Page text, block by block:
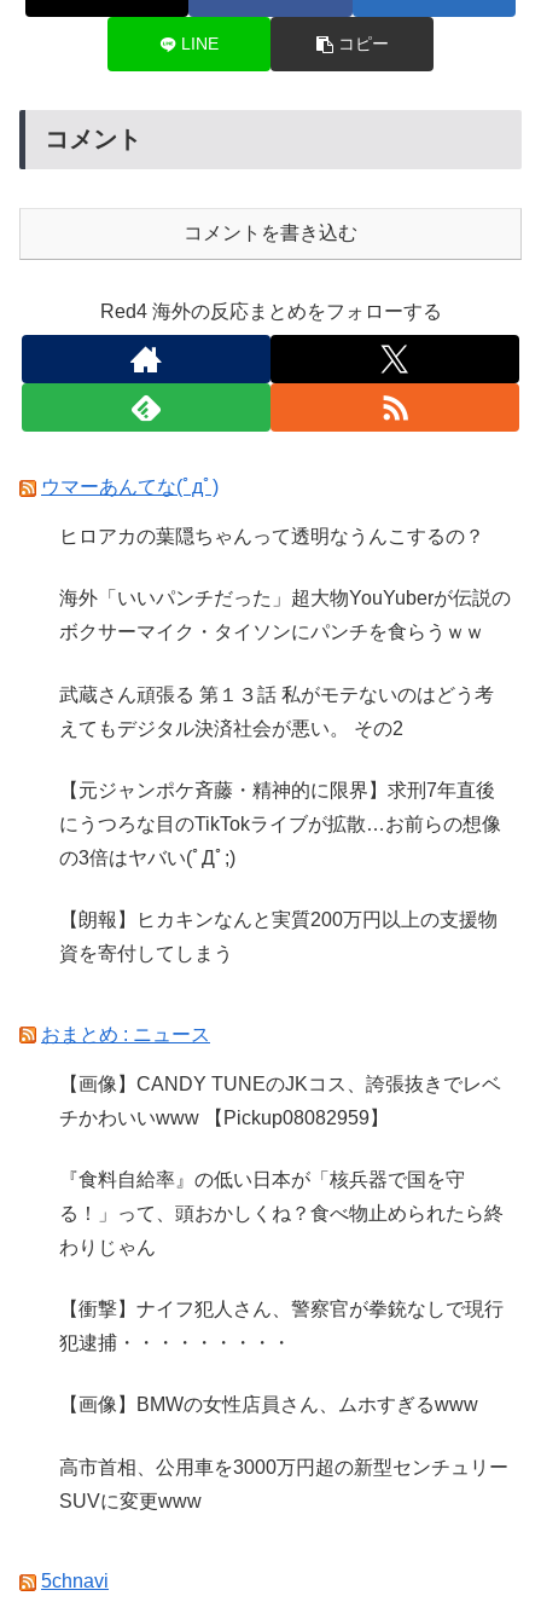
LINE コピー
コメント
コメントを書き込む
Red4 海外の反応まとめをフォローする
ウマーあんてな(ﾟдﾟ)
ヒロアカの葉隠ちゃんって透明なうんこするの？
海外「いいパンチだった」超大物YouYuberが伝説の
ボクサーマイク・タイソンにパンチを食らうｗｗ
武蔵さん頑張る 第１３話 私がモテないのはどう考
えてもデジタル決済社会が悪い。 その2
【元ジャンポケ斉藤・精神的に限界】求刑7年直後
にうつろな目のTikTokライブが拡散…お前らの想像
の3倍はヤバい(ﾟДﾟ;)
【朗報】ヒカキンなんと実質200万円以上の支援物
資を寄付してしまう
おまとめ : ニュース
【画像】CANDY TUNEのJKコス、誇張抜きでレベ
チかわいいwww 【Pickup08082959】
『食料自給率』の低い日本が「核兵器で国を守
る！」って、頭おかしくね？食べ物止められたら終
わりじゃん
【衝撃】ナイフ犯人さん、警察官が拳銃なしで現行
犯逮捕・・・・・・・・・
【画像】BMWの女性店員さん、ムホすぎるwww
高市首相、公用車を3000万円超の新型センチュリー
SUVに変更www
5chnavi